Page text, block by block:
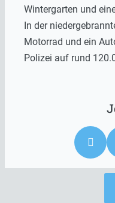
Wintergarten und
In der
Motorrad und ein
Polizei auf rund